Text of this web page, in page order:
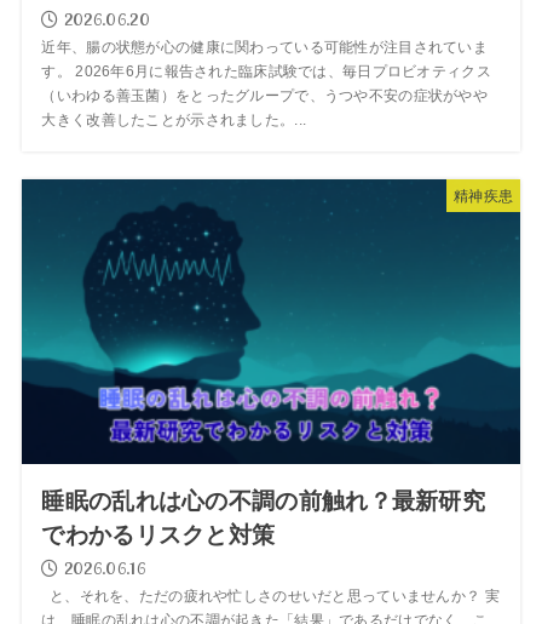
2026.06.20
近年、腸の状態が心の健康に関わっている可能性が注目されていま
す。 2026年6月に報告された臨床試験では、毎日プロビオティクス
（いわゆる善玉菌）をとったグループで、うつや不安の症状がやや
大きく改善したことが示されました。...
精神疾患
睡眠の乱れは心の不調の前触れ？最新研究
でわかるリスクと対策
2026.06.16
と、それを、ただの疲れや忙しさのせいだと思っていませんか？ 実
は、睡眠の乱れは心の不調が起きた「結果」であるだけでなく、こ